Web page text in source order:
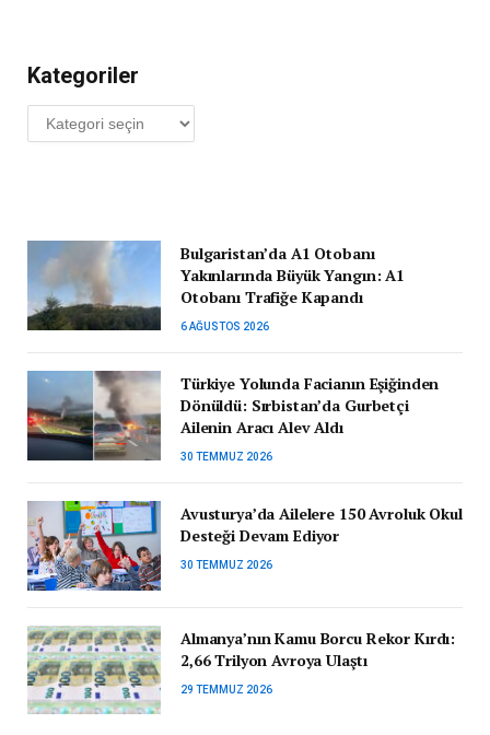
Kategoriler
Kategoriler
Bulgaristan’da A1 Otobanı
Yakınlarında Büyük Yangın: A1
Otobanı Trafiğe Kapandı
6 AĞUSTOS 2026
Türkiye Yolunda Facianın Eşiğinden
Dönüldü: Sırbistan’da Gurbetçi
Ailenin Aracı Alev Aldı
30 TEMMUZ 2026
Avusturya’da Ailelere 150 Avroluk Okul
Desteği Devam Ediyor
30 TEMMUZ 2026
Almanya’nın Kamu Borcu Rekor Kırdı:
2,66 Trilyon Avroya Ulaştı
29 TEMMUZ 2026